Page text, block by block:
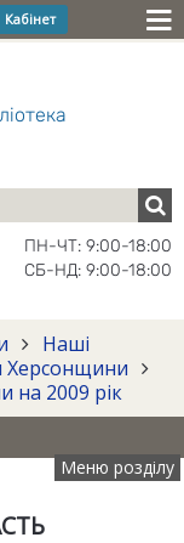
Кабінет
ПН-ЧТ: 9:00-18:00
СБ-НД: 9:00-18:00
Наші
Херсонщини
на 2009 рік
Меню розділу